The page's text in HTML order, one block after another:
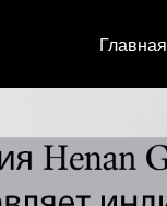
Главная